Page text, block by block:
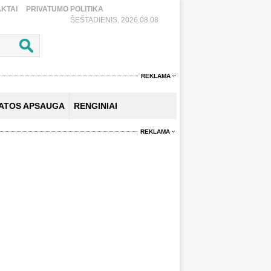
PRIVATUMO POLITIKA
ŠEŠTADIENIS, 2026.08.08
REKLAMA
APSAUGA RENGINIAI
REKLAMA